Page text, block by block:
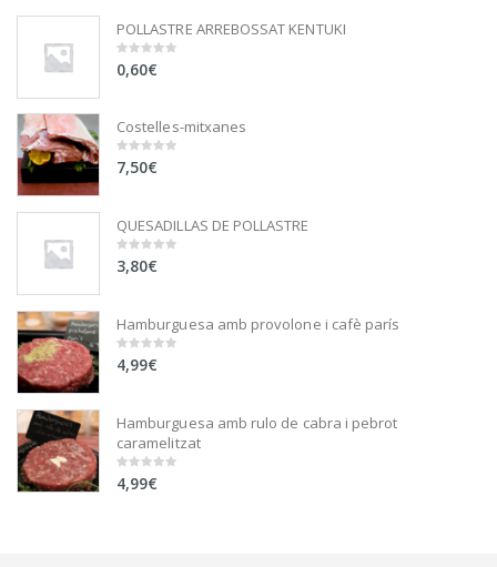
POLLASTRE ARREBOSSAT KENTUKI
0
out
0,60€
Costelles-mitxanes
0
out
7,50€
QUESADILLAS DE POLLASTRE
0
out
3,80€
Hamburguesa amb provolone i cafè parís
0
out
4,99€
Hamburguesa amb rulo de cabra i pebrot
caramelitzat
0
out
4,99€